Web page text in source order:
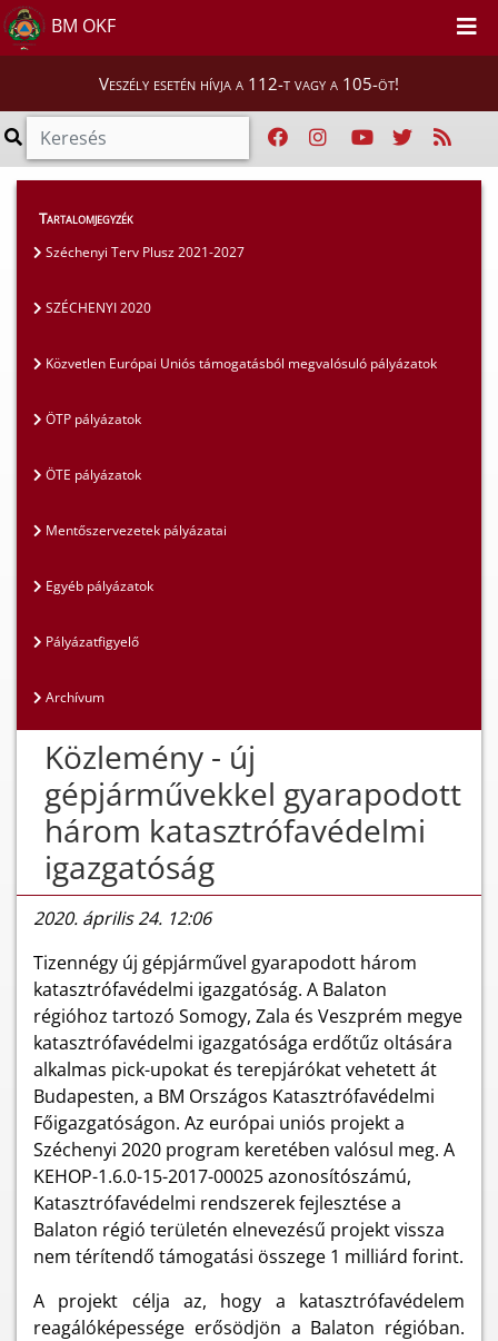
BM OKF
Veszély esetén hívja a 112-t vagy a 105-öt!
Szakmai tájékoztatók
SZÉCHENYI 2020
Tartalomjegyzék
Széchenyi Terv Plusz 2021-2027
SZÉCHENYI 2020
Közvetlen Európai Uniós támogatásból megvalósuló pályázatok
ÖTP pályázatok
ÖTE pályázatok
Mentőszervezetek pályázatai
Egyéb pályázatok
Pályázatfigyelő
Archívum
Közlemény - új
gépjárművekkel gyarapodott
három katasztrófavédelmi
igazgatóság
2020. április 24. 12:06
Tizennégy új gépjárművel gyarapodott három
katasztrófavédelmi igazgatóság. A Balaton
régióhoz tartozó Somogy, Zala és Veszprém megye
katasztrófavédelmi igazgatósága erdőtűz oltására
alkalmas pick-upokat és terepjárókat vehetett át
Budapesten, a BM Országos Katasztrófavédelmi
Főigazgatóságon. Az európai uniós projekt a
Széchenyi 2020 program keretében valósul meg. A
KEHOP-1.6.0-15-2017-00025 azonosítószámú,
Katasztrófavédelmi rendszerek fejlesztése a
Balaton régió területén elnevezésű projekt vissza
nem térítendő támogatási összege 1 milliárd forint.
A projekt célja az, hogy a katasztrófavédelem
reagálóképessége erősödjön a Balaton régióban.